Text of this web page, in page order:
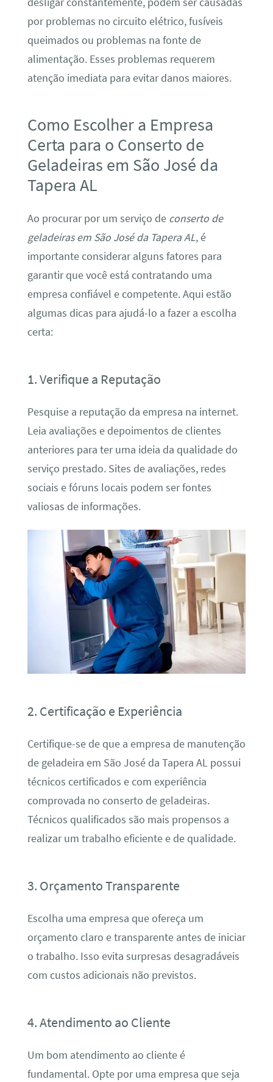
por problemas no circuito elétrico, fusíveis
queimados ou problemas na fonte de
alimentação. Esses problemas requerem
atenção imediata para evitar danos maiores.
Como Escolher a Empresa
Certa para o Conserto de
Geladeiras em São José da
Tapera AL
Ao procurar por um serviço de conserto de
geladeiras em São José da Tapera AL, é
importante considerar alguns fatores para
garantir que você está contratando uma
empresa confiável e competente. Aqui estão
algumas dicas para ajudá-lo a fazer a escolha
certa:
1. Verifique a Reputação
Pesquise a reputação da empresa na internet.
Leia avaliações e depoimentos de clientes
anteriores para ter uma ideia da qualidade do
serviço prestado. Sites de avaliações, redes
sociais e fóruns locais podem ser fontes
valiosas de informações.
2. Certificação e Experiência
Certifique-se de que a empresa de manutenção
de geladeira em São José da Tapera AL possui
técnicos certificados e com experiência
comprovada no conserto de geladeiras.
Técnicos qualificados são mais propensos a
realizar um trabalho eficiente e de qualidade.
3. Orçamento Transparente
Escolha uma empresa que ofereça um
orçamento claro e transparente antes de iniciar
o trabalho. Isso evita surpresas desagradáveis
com custos adicionais não previstos.
4. Atendimento ao Cliente
Um bom atendimento ao cliente é
fundamental. Opte por uma empresa que seja